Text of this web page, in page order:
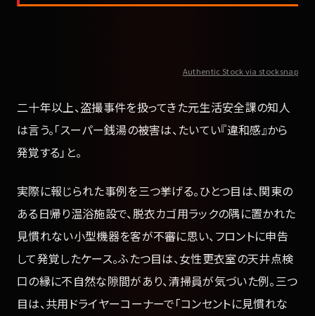
Authentic Stock via stocksnap
二十年以上、盗撮事件を扱ってきた元生活安全課の知人
は言う。「スーパー銭湯の被害は、たいてい『違和感』から
発覚する」と。
実際に報じられた事例を三つ挙げる。ひとつ目は、関東の
ある日帰り温浴施設で、脱衣カゴ用ラックの隅に置かれた
見慣れない小型機器を客が不審に思い、フロントに申告
して発覚したケース。ふたつ目は、女性更衣室の天井点検
口の縁に不自然な隙間があり、清掃員が気づいた例。三つ
目は、共用ドライヤーコーナーで「コンセントに見慣れな